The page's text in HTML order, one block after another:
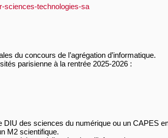
sciences-technologies-sa
du concours de l’agrégation d’informatique.
parisienne à la rentrée 2025-2026 :
des sciences du numérique ou un CAPES
M2 scientifique.